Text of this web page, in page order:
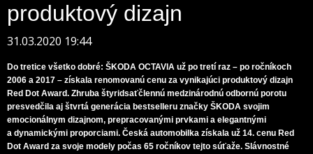
produktový dizajn
31.03.2020 19:44
Do tretice všetko dobré: ŠKODA OCTAVIA už po tretí raz – po ročníkoch
2006 a 2017 – získala renomovanú cenu za vynikajúci produktový dizajn
Red Dot Award. Zhruba štyridsaťčlennú medzinárodnú odbornú porotu
presvedčila aj štvrtá generácia bestselleru značky ŠKODA svojim
emocionálnym dizajnom, prepracovanými prvkami a elegantnými
a dynamickými proporciami. Česká automobilka získala už 14. cenu Red
Dot Award za svoje modely počas 65 ročníkov tejto súťaže. Slávnostné